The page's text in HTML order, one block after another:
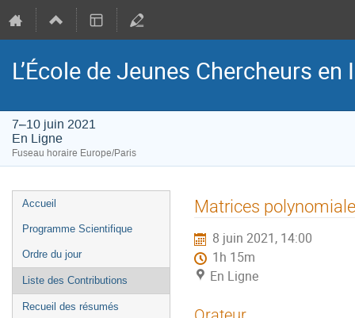
L’École de Jeunes Chercheurs
7–10 juin 2021
En Ligne
Fuseau horaire Europe/Paris
Menu
de
Accueil
Programme Scientifique
Ordre du jour
Liste des Contributions
Recueil des résumés
Matrices
8 juin 2021, 14:00
1h 15m
En Ligne